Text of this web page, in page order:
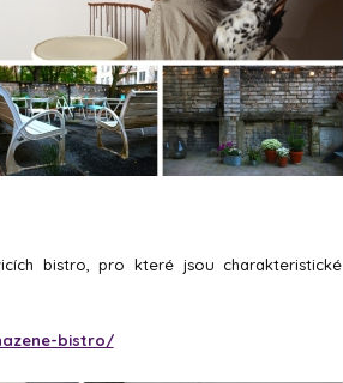
bistro, pro které jsou charakteristické
bistro/